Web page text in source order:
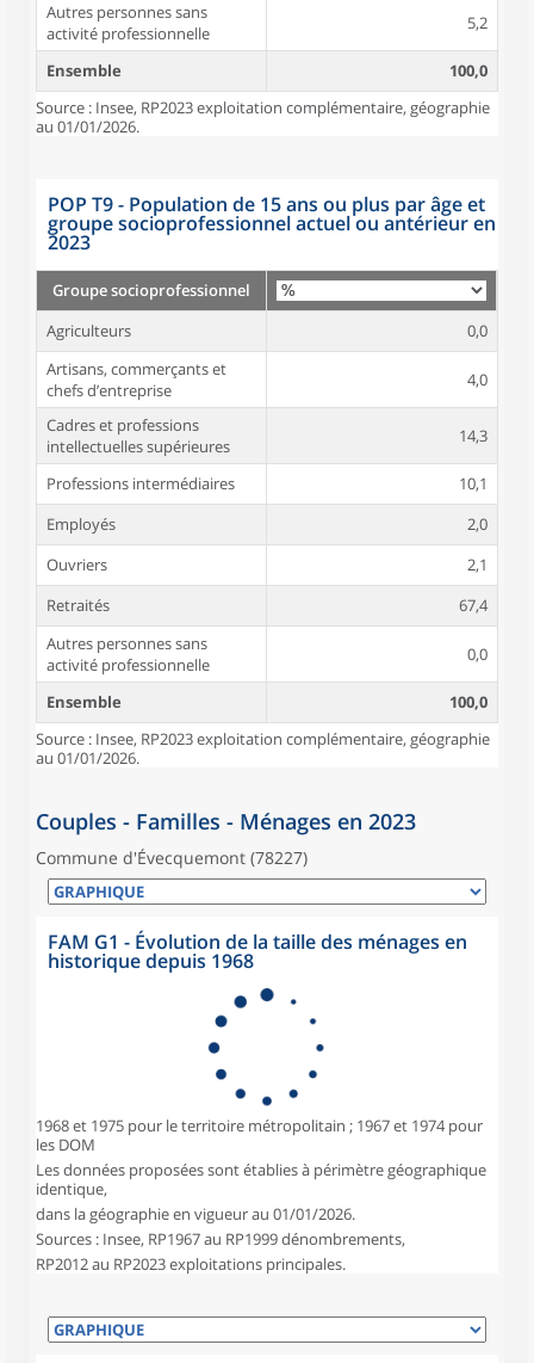
Autres personnes sans
activité professionnelle
5,2
Ensemble
100,0
Source : Insee, RP2023 exploitation complémentaire, géographie
au 01/01/2026.
POP T9 - Population de 15 ans ou plus par âge et
groupe socioprofessionnel actuel ou antérieur en
2023
Groupe socioprofessionnel
Agriculteurs
0,0
Artisans, commerçants et
chefs d’entreprise
4,0
Cadres et professions
intellectuelles supérieures
14,3
Professions intermédiaires
10,1
Employés
2,0
Ouvriers
2,1
Retraités
67,4
Autres personnes sans
activité professionnelle
0,0
Ensemble
100,0
Source : Insee, RP2023 exploitation complémentaire, géographie
au 01/01/2026.
Couples - Familles - Ménages en 2023
Commune d'Évecquemont (78227)
FAM G1 - Évolution de la taille des ménages en
historique depuis 1968
1968 et 1975 pour le territoire métropolitain ; 1967 et 1974 pour
les DOM
Les données proposées sont établies à périmètre géographique
identique,
dans la géographie en vigueur au 01/01/2026.
Sources : Insee, RP1967 au RP1999 dénombrements,
RP2012 au RP2023 exploitations principales.